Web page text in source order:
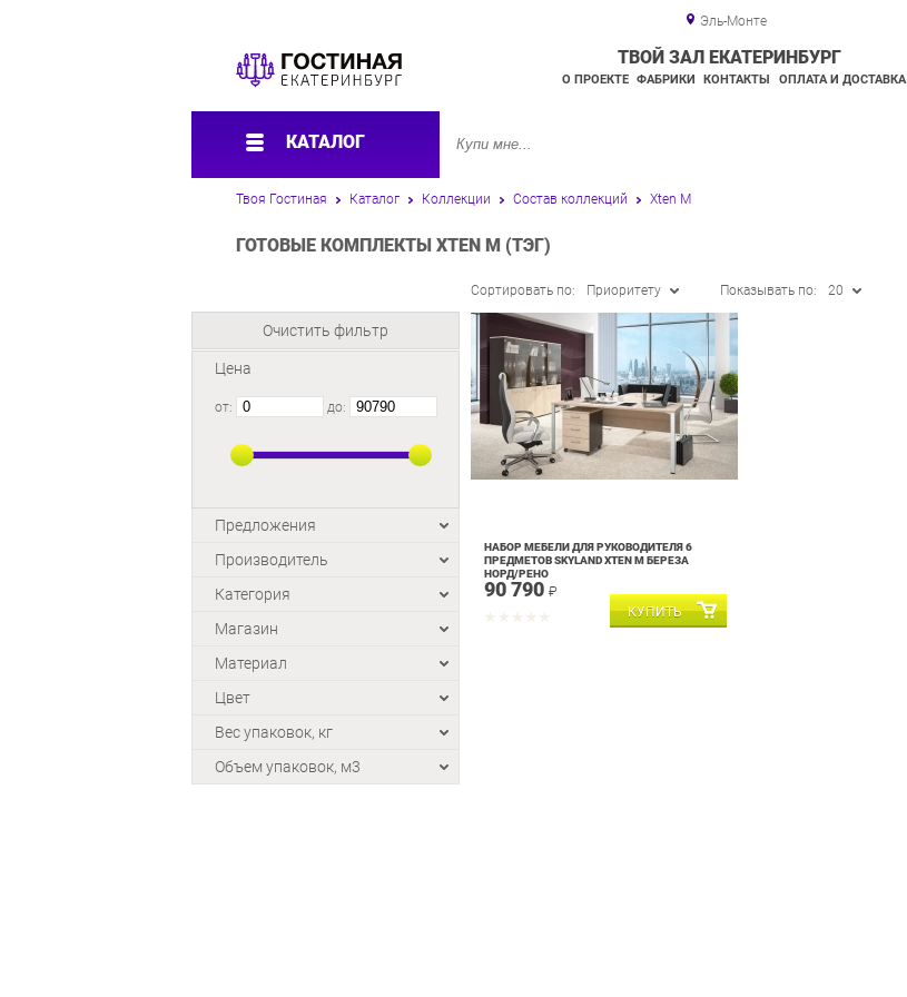
Эль-Монте
ТВОЙ ЗАЛ ЕКАТЕРИНБУРГ
О ПРОЕКТЕ ФАБРИКИ КОНТАКТЫ ОПЛАТА И ДОСТАВКА
КАТАЛОГ
Твоя Гостиная Каталог Коллекции Состав коллекций Xten M
ГОТОВЫЕ КОМПЛЕКТЫ XTEN M (ТЭГ)
Очистить фильтр
Цена
от: до:
Предложения
Производитель
Категория
Магазин
Материал
Цвет
Вес упаковок, кг
Объем упаковок, м3
Сортировать по: Приоритету Показывать по: 20
НАБОР МЕБЕЛИ ДЛЯ РУКОВОДИТЕЛЯ 6
ПРЕДМЕТОВ SKYLAND XTEN M БЕРЕЗА
НОРД/РЕНО
90 790 ₽